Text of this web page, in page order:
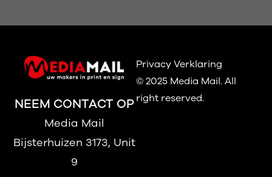
NEEM CONTACT OP
Media Mail
Bijsterhuizen 3173, Unit
9
Privacy Verklaring
© 2025 Media Mail.All
right reserved.